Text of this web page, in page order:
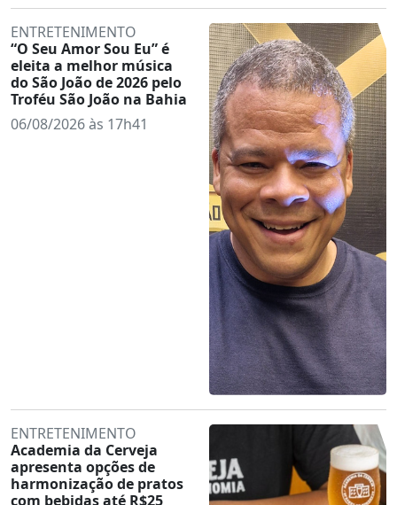
ENTRETENIMENTO
“O Seu Amor Sou Eu” é
eleita a melhor música
do São João de 2026 pelo
Troféu São João na Bahia
06/08/2026 às 17h41
ENTRETENIMENTO
Academia da Cerveja
apresenta opções de
harmonização de pratos
com bebidas até R$25